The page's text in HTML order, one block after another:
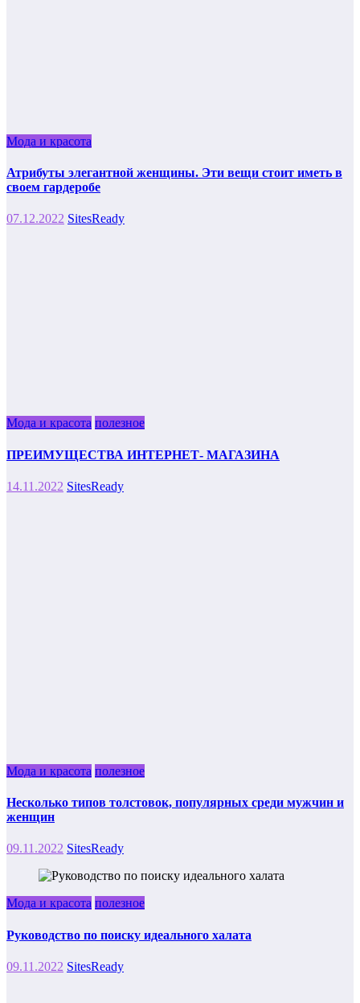
Мода и красота
Атрибуты элегантной женщины. Эти вещи стоит иметь в
своем гардеробе
07.12.2022 SitesReady
Мода и красота полезное
ПРЕИМУЩЕСТВА ИНТЕРНЕТ- МАГАЗИНА
14.11.2022 SitesReady
Мода и красота полезное
Несколько типов толстовок, популярных среди мужчин и
женщин
09.11.2022 SitesReady
Мода и красота полезное
Руководство по поиску идеального халата
09.11.2022 SitesReady